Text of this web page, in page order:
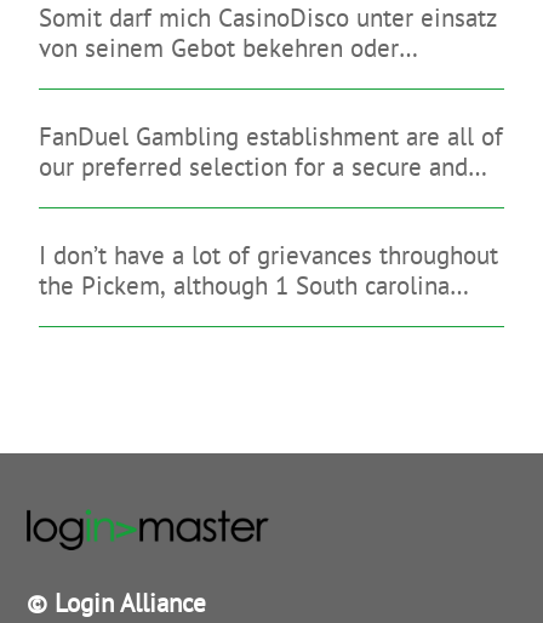
Somit darf mich CasinoDisco unter einsatz
von seinem Gebot bekehren oder
FanDuel Gambling establishment are all of
our preferred selection for a secure and
I don’t have a lot of grievances throughout
the Pickem, although 1 South carolina
© Login Alliance